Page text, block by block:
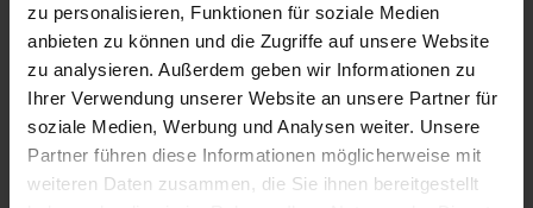
zu personalisieren, Funktionen für soziale Medien
anbieten zu können und die Zugriffe auf unsere Website
zu analysieren. Außerdem geben wir Informationen zu
Ihrer Verwendung unserer Website an unsere Partner für
soziale Medien, Werbung und Analysen weiter. Unsere
Partner führen diese Informationen möglicherweise mit
weiteren Daten zusammen, die Sie ihnen bereitgestellt
Scheibenhandräder Edelstahl mit drehbarem Griff